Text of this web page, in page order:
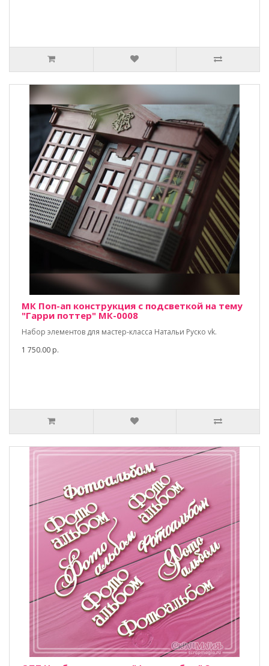
МК Поп-ап конструкция с подсветкой на тему
"Гарри поттер" МК-0008
Набор элементов для мастер-класса Натальи Руско vk.
1 750.00 р.